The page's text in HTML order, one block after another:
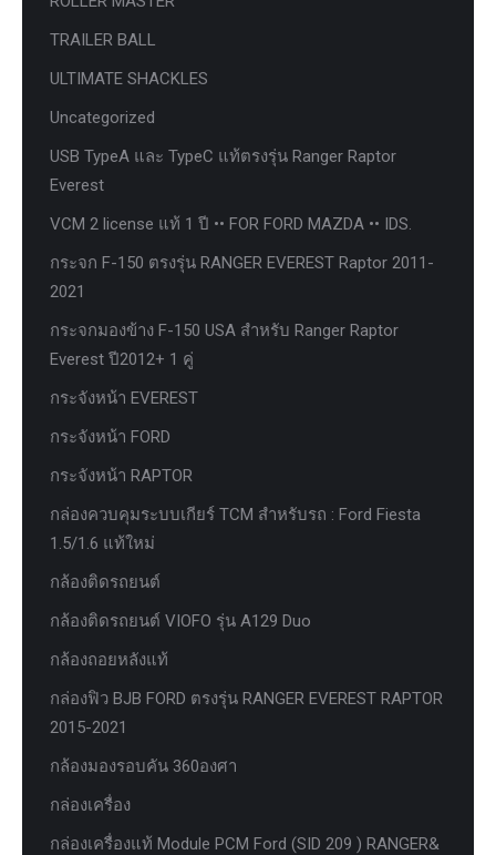
TRAILER BALL
ULTIMATE SHACKLES
Uncategorized
USB TypeA และ TypeC แท้ตรงรุ่น Ranger Raptor
Everest
VCM 2 license แท้ 1 ปี •• FOR FORD MAZDA •• IDS.
กระจก F-150 ตรงรุ่น RANGER EVEREST Raptor 2011-
2021
กระจกมองข้าง F-150 USA สำหรับ Ranger Raptor
Everest ปี2012+ 1 คู่
กระจังหน้า EVEREST
กระจังหน้า FORD
กระจังหน้า RAPTOR
กล่องควบคุมระบบเกียร์ TCM สำหรับรถ : Ford Fiesta
1.5/1.6 แท้ใหม่
กล้องติดรถยนต์
กล้องติดรถยนต์ VIOFO รุ่น A129 Duo
กล้องถอยหลังแท้
กล่องฟิว BJB FORD ตรงรุ่น RANGER EVEREST RAPTOR
2015-2021
กล้องมองรอบคัน 360องศา
กล่องเครื่อง
กล่องเครื่องแท้ Module PCM Ford (SID 209 ) RANGER&